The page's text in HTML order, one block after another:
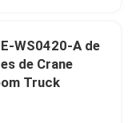
E-WS0420-A de
de Crane
Truck